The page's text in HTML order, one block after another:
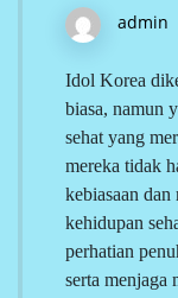
admin
Idol Korea
biasa, namun
sehat yang
mereka tidak
kebiasaan
kehidupan
perhatian
serta